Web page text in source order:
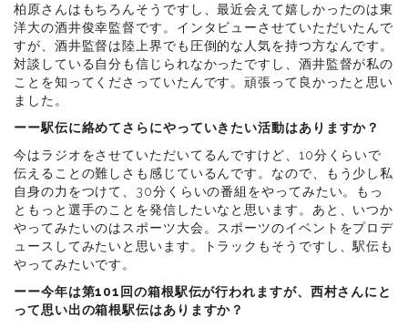
柏原さんはもちろんそうですし、最近会えて嬉しかったのは東
洋大の酒井俊幸監督です。インタビューさせていただいたんで
すが、酒井監督は陸上界でも圧倒的な人気を持つ方なんです。
対談している自分も信じられなかったですし、酒井監督が私の
ことを知ってくださっていたんです。頑張って良かったと思い
ました。
ーー駅伝に絡めてさらにやっていきたい活動はありますか？
今はラジオをさせていただいてるんですけど、10分くらいで
伝えることの難しさも感じているんです。なので、もう少し私
自身の力をつけて、30分くらいの番組をやってみたい。もっ
ともっと選手のことを発信したいなと思います。あと、いつか
やってみたいのはスポーツ大会。スポーツのイベントをプロデ
ュースしてみたいと思います。トラックもそうですし、駅伝も
やってみたいです。
ーー今年は第101回の箱根駅伝が行われますが、西村さんにと
って思い出の箱根駅伝はありますか？